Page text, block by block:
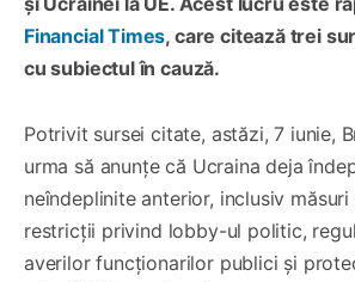
Financial Times, care citează trei
cu subiectul în cauză.
Potrivit sursei citate, astăzi, 7 iunie,
urma să anunțe că Ucraina deja
neîndeplinite anterior, inclusiv
restricții privind lobby-ul politic,
averilor funcționarilor publici și